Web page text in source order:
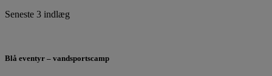
Seneste 3 indlæg
Blå eventyr – vandsportscamp